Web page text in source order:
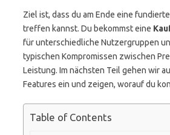
Ziel ist, dass du am Ende eine
treffen kannst. Du bekommst eine
für unterschiedliche Nutzergruppen
typischen Kompromissen zwischen
Leistung. Im nächsten Teil gehen wir
Features ein und zeigen, worauf du
Table of Contents